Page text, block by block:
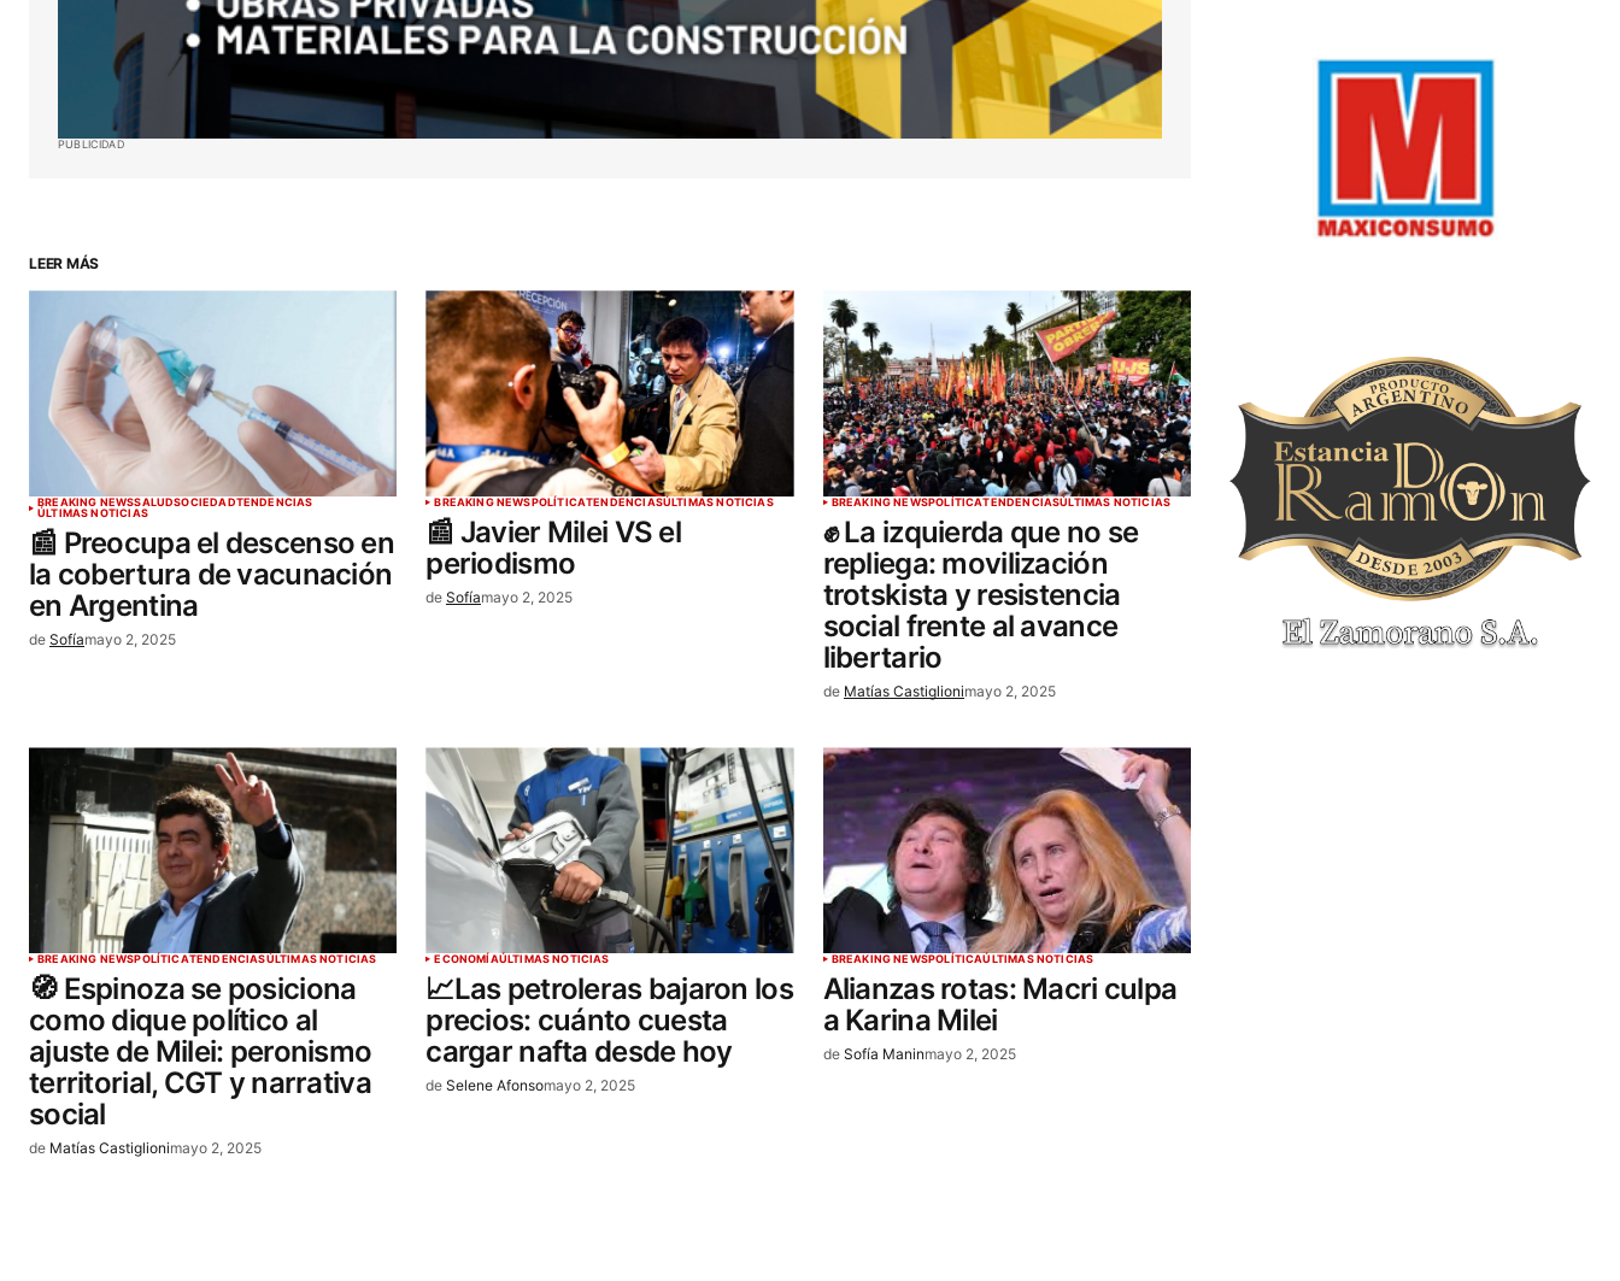
PUBLICIDAD
LEER MÁS
BREAKING NEWSSALUDSOCIEDADTENDENCIAS
ÚLTIMAS NOTICIAS
📰 Preocupa el descenso en
la cobertura de vacunación
en Argentina
de Sofíamayo 2, 2025
BREAKING NEWSPOLÍTICATENDENCIASÚLTIMAS NOTICIAS
📰 Javier Milei VS el
periodismo
de Sofíamayo 2, 2025
BREAKING NEWSPOLÍTICATENDENCIASÚLTIMAS NOTICIAS
✊ La izquierda que no se
repliega: movilización
trotskista y resistencia
social frente al avance
libertario
de Matías Castiglionimayo 2, 2025
BREAKING NEWSPOLÍTICATENDENCIASÚLTIMAS NOTICIAS
🧭 Espinoza se posiciona
como dique político al
ajuste de Milei: peronismo
territorial, CGT y narrativa
social
de Matías Castiglionimayo 2, 2025
ECONOMÍAÚLTIMAS NOTICIAS
📈Las petroleras bajaron los
precios: cuánto cuesta
cargar nafta desde hoy
de Selene Afonsomayo 2, 2025
BREAKING NEWSPOLÍTICAÚLTIMAS NOTICIAS
Alianzas rotas: Macri culpa
a Karina Milei
de Sofía Maninmayo 2, 2025